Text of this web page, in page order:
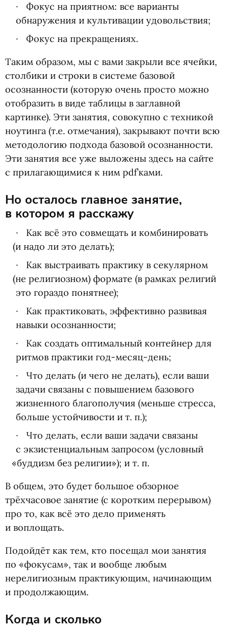
Фокус на приятном: все варианты
обнаружения и культивации удовольствия;
Фокус на прекращениях.
Таким образом, мы с вами закрыли все ячейки,
столбики и строки в системе базовой
осознанности (которую очень просто можно
отобразить в виде таблицы в заглавной
картинке). Эти занятия, совокупно с техникой
ноутинга (т.е. отмечания), закрывают почти всю
методологию подхода базовой осознанности.
Эти занятия все уже выложены здесь на сайте
с прилагающимися к ним pdf’ками.
Но осталось главное занятие,
в котором я расскажу
Как всё это совмещать и комбинировать
(и надо ли это делать);
Как выстраивать практику в секулярном
(не религиозном) формате (в рамках религий
это гораздо понятнее);
Как практиковать, эффективно развивая
навыки осознанности;
Как создать оптимальный контейнер для
ритмов практики год-месяц-день;
Что делать (и чего не делать), если ваши
задачи связаны с повышением базового
жизненного благополучия (меньше стресса,
больше устойчивости и т. п.);
Что делать, если ваши задачи связаны
с экзистенциальным запросом (условный
«буддизм без религии»); и т. п.
В общем, это будет большое обзорное
трёхчасовое занятие (с коротким перерывом)
про то, как всё это дело применять
и воплощать.
Подойдёт как тем, кто посещал мои занятия
по «фокусам», так и вообще любым
нерелигиозным практикующим, начинающим
и продолжающим.
Когда и сколько